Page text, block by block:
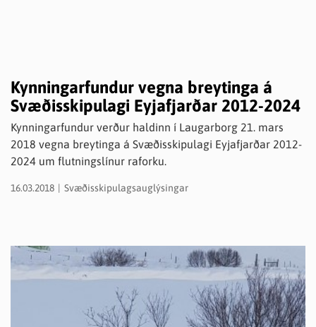
Kynningarfundur vegna breytinga á
Svæðisskipulagi Eyjafjarðar 2012-2024
Kynningarfundur verður haldinn í Laugarborg 21. mars
2018 vegna breytinga á Svæðisskipulagi Eyjafjarðar 2012-
2024 um flutningslínur raforku.
16.03.2018 Svæðisskipulagsauglýsingar